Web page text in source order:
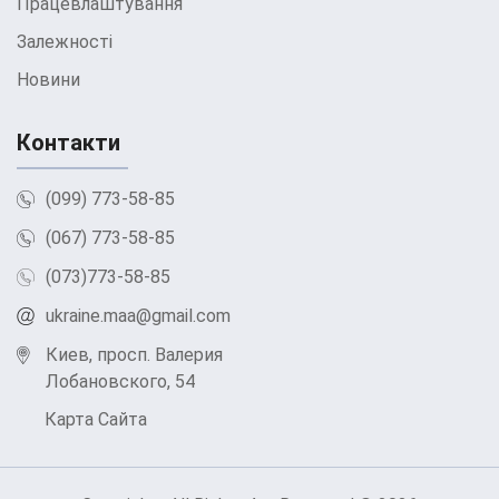
первинної діагностики фахівці формують
індивідуальні цілі реабілітації.
Детоксикація:
наглядом здійснюється очищення організму від
речовин, що викликають залежність.
— Підтримка та моніторинг: Лікарі контролюють
відміни та запобігаючи ускладненням.
Залежності
Новини
Контакти
(099) 773-58-85
(067) 773-58-85
(073)773-58-85
ukraine.maa@gmail.com
Киев, просп. Валерия
Лобановского, 54
Карта Сайта